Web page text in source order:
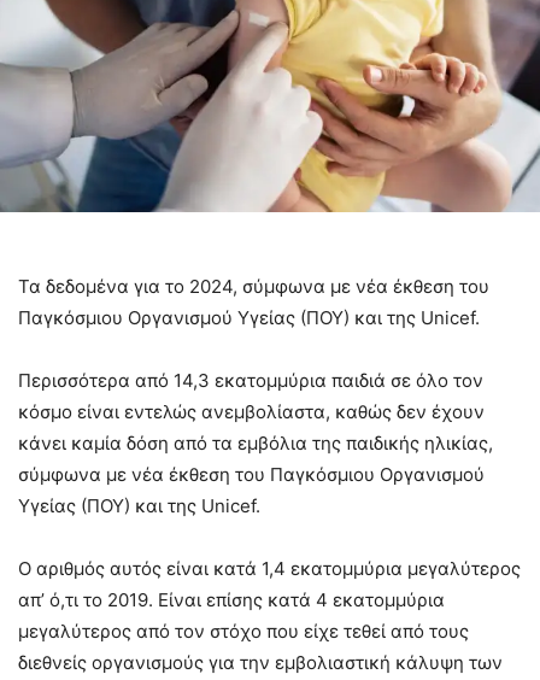
Τα δεδομένα για το 2024, σύμφωνα με νέα έκθεση του
Παγκόσμιου Οργανισμού Υγείας (ΠΟΥ) και της Unicef.
Περισσότερα από 14,3 εκατομμύρια παιδιά σε όλο τον
κόσμο είναι εντελώς ανεμβολίαστα, καθώς δεν έχουν
κάνει καμία δόση από τα εμβόλια της παιδικής ηλικίας,
σύμφωνα με νέα έκθεση του Παγκόσμιου Οργανισμού
Υγείας (ΠΟΥ) και της Unicef.
Ο αριθμός αυτός είναι κατά 1,4 εκατομμύρια μεγαλύτερος
απ’ ό,τι το 2019. Είναι επίσης κατά 4 εκατομμύρια
μεγαλύτερος από τον στόχο που είχε τεθεί από τους
διεθνείς οργανισμούς για την εμβολιαστική κάλυψη των